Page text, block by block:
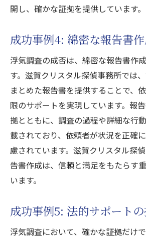
開し、確かな証拠を提供しています。
成功事例4: 綿密な報告書
浮気調査の成否は、綿密な報告書作
す。滋賀クリスタル探偵事務所では
まとめた報告書を提供することで、
限のサポートを実現しています。報
拠とともに、調査の過程や詳細な行
載されており、依頼者が状況を正確
慮されています。滋賀クリスタル探
告書作成は、信頼と満足をもたらす
います。
成功事例5: 法的サポート
浮気調査において、確かな証拠だけ